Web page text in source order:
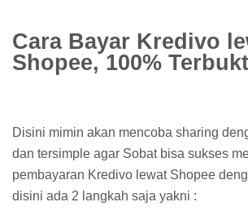
Cara Bayar Kredivo
Shopee, 100%
Disini mimin akan mencoba sharing
dan tersimple agar Sobat bisa sukses
pembayaran Kredivo lewat Shopee
disini ada 2 langkah saja yakni :